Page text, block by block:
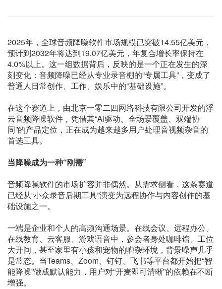
2025年，全球音频降噪软件市场规模已突破14.55亿美元，
预计到2032年将达到19.07亿美元，年复合增长率保持在
4.0%以上。这一组数据背后，反映的是一个正在发生的深
刻变化：音频降噪已经从专业录音棚的“专属工具”，变成了
普通人日常创作、工作、娱乐中的“基础设施”。
在这个赛道上，由北京一零二四网络科技有限公司开发的浮
云音频降噪软件，凭借其“AI驱动、全场景覆盖、双端协
同”的产品定位，正在成为越来越多用户处理音视频杂音的
首选工具。
当降噪成为一种“刚需”
音频降噪软件的市场扩容并非偶然。从需求侧看，这条赛道
已经从“小众录音后期工具”演变为远程协作与内容创作的基
础设施之一。
一端是企业和个人的高频沟通场景。在线会议、远程办公、
在线教育、云客服、游戏语音中，参会者身处咖啡馆、工位
大开间，甚至家里有小孩和宠物的嘈杂环境，背景噪声几乎
是常态。当Teams、Zoom、钉钉、飞书等平台都开始把“智
能降噪”做成默认能力，用户对“开麦即可清晰”的依赖在不断
增强。